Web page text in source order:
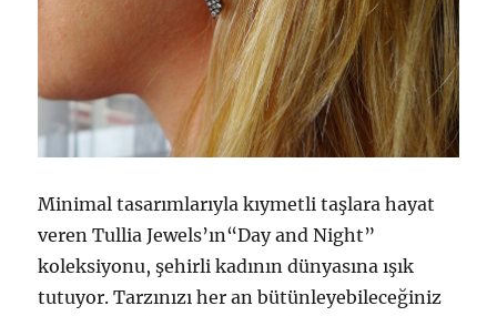
Minimal tasarımlarıyla kıymetli taşlara hayat
veren Tullia Jewels’ın“Day and Night”
koleksiyonu, şehirli kadının dünyasına ışık
tutuyor. Tarzınızı her an bütünleyebileceğiniz